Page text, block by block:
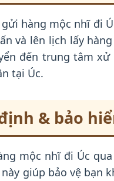
hàng mộc nhĩ đi
và lên lịch lấy
đến trung tâm xử
tại Úc.
& bảo
mộc nhĩ đi Úc
giúp bảo vệ bạn